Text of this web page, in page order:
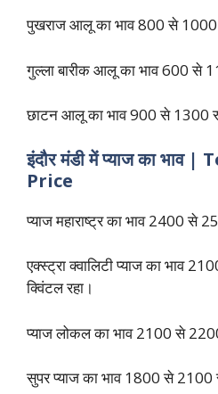
पुखराज आलू का भाव 800 से 1000
गुल्ला बारीक आलू का भाव 600 से
छाटन आलू का भाव 900 से 1300
इंदौर मंडी में प्याज का भाव
Price
प्याज महाराष्ट्र का भाव 2400 से
एक्स्ट्रा क्वालिटी प्याज का भाव
क्विंटल रहा।
प्याज लोकल का भाव 2100 से
सुपर प्याज का भाव 1800 से 2100